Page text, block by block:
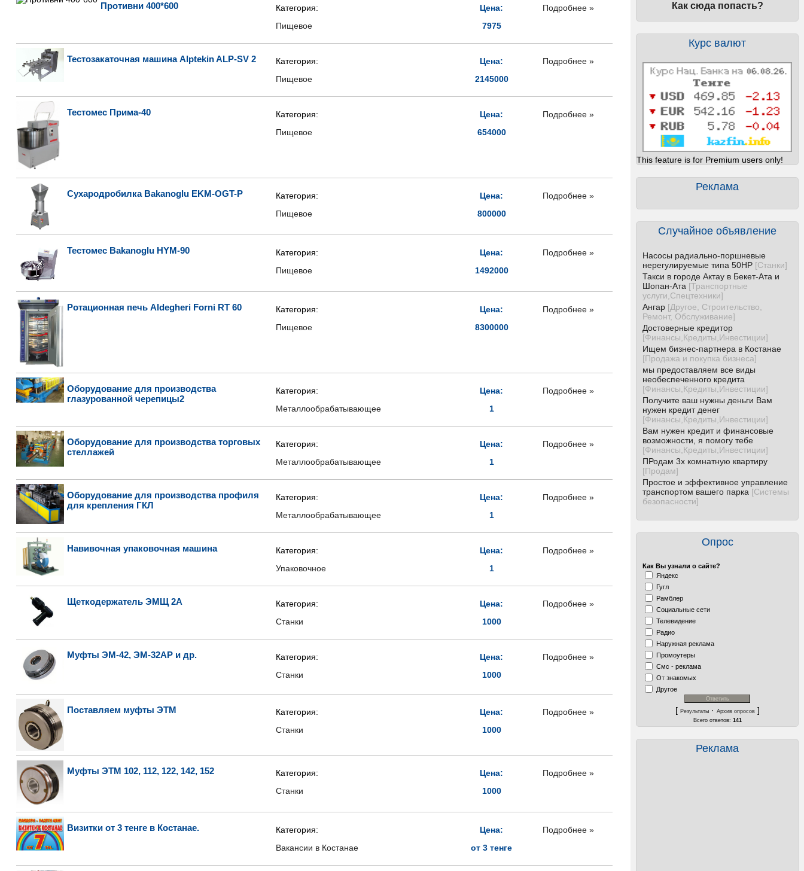
Как сюда попасть?
Курс валют
This feature is for Premium users only!
Реклама
Случайное объявление
Насосы радиально-поршневые
нерегулируемые типа 50НР [Станки]
Такси в городе Актау в Бекет-Ата и
Шопан-Ата [Транспортные
услуги,Спецтехники]
Ангар [Другое, Строительство,
Ремонт, Обслуживание]
Достоверные кредитор
[Финансы,Кредиты,Инвестиции]
Ищем бизнес-партнера в Костанае
[Продажа и покупка бизнеса]
мы предоставляем все виды
необеспеченного кредита
[Финансы,Кредиты,Инвестиции]
Получите ваш нужны деньги Вам
нужен кредит денег
[Финансы,Кредиты,Инвестиции]
Вам нужен кредит и финансовые
возможности, я помогу тебе
[Финансы,Кредиты,Инвестиции]
ПРодам 3х комнатную квартиру
[Продам]
Простое и эффективное управление
транспортом вашего парка [Системы
безопасности]
Опрос
Как Вы узнали о сайте?
Яндекс
Гугл
Рамблер
Социальные сети
Телевидение
Радио
Наружная реклама
Промоутеры
Смс - реклама
От знакомых
Другое
[ Результаты· Архив опросов]
Всего ответов: 141
Реклама
Противни 400*600
Категория:
Пищевое
Цена:
7975
Подробнее »
Тестозакаточная машина Alptekin ALP-SV 2
Категория:
Пищевое
Цена:
2145000
Подробнее »
Тестомес Прима-40
Категория:
Пищевое
Цена:
654000
Подробнее »
Сухародробилка Bakanoglu EKM-OGT-P
Категория:
Пищевое
Цена:
800000
Подробнее »
Тестомес Bakanoglu HYM-90
Категория:
Пищевое
Цена:
1492000
Подробнее »
Ротационная печь Aldegheri Forni RT 60
Категория:
Пищевое
Цена:
8300000
Подробнее »
Оборудование для производства
глазурованной черепицы2
Категория:
Металлообрабатывающее
Цена:
1
Подробнее »
Оборудование для производства торговых
стеллажей
Категория:
Металлообрабатывающее
Цена:
1
Подробнее »
Оборудование для производства профиля
для крепления ГКЛ
Категория:
Металлообрабатывающее
Цена:
1
Подробнее »
Навивочная упаковочная машина
Категория:
Упаковочное
Цена:
1
Подробнее »
Щеткодержатель ЭМЩ 2А
Категория:
Станки
Цена:
1000
Подробнее »
Муфты ЭМ-42, ЭМ-32АР и др.
Категория:
Станки
Цена:
1000
Подробнее »
Поставляем муфты ЭТМ
Категория:
Станки
Цена:
1000
Подробнее »
Муфты ЭТМ 102, 112, 122, 142, 152
Категория:
Станки
Цена:
1000
Подробнее »
Визитки от 3 тенге в Костанае.
Категория:
Вакансии в Костанае
Цена:
от 3 тенге
Подробнее »